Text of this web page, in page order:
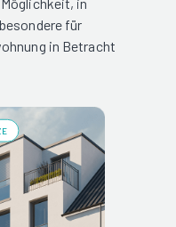
für
in Betracht